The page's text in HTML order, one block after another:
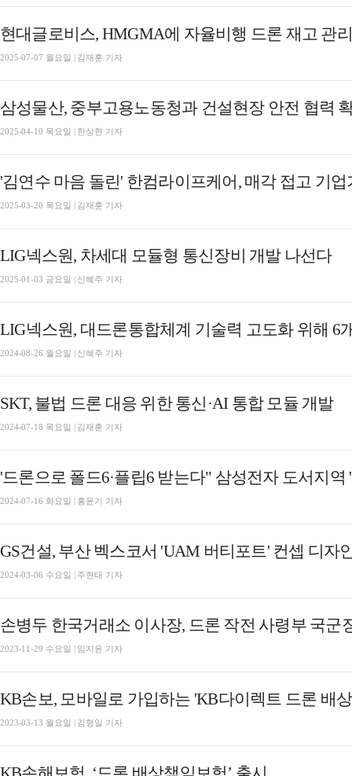
현대글로비스, HMGMA에 자율비행 드론 재고 관
2025-07-07 월요일 | 김재훈 기자
삼성물산, 중부고용노동청과 건설현장 안전 협력
2025-04-10 목요일 | 한상현 기자
'김연수 마음 돌린' 한컴라이프케어, 매각 접고 기
2025-03-20 목요일 | 김재훈 기자
LIG넥스원, 차세대 모듈형 통신장비 개발 나선다
2025-01-03 금요일 | 신혜주 기자
LIG넥스원, 대드론통합체계 기술력 고도화 위해 6
2024-08-26 월요일 | 신혜주 기자
SKT, 불법 드론 대응 위한 통신·AI 통합 모듈 개발
2024-07-18 목요일 | 김재훈 기자
'드론으로 폴드6·플립6 받는다" 삼성전자 도서지
2024-07-16 화요일 | 홍윤기 기자
GS건설, 부산 벡스코서 'UAM 버티포트' 컨셉 디자
2024-03-06 수요일 | 주현태 기자
손병두 한국거래소 이사장, 드론 작전 사령부 국군
2023-11-29 수요일 | 임지윤 기자
KB손보, 모바일로 가입하는 'KB다이렉트 드론 배
2023-03-13 월요일 | 김형일 기자